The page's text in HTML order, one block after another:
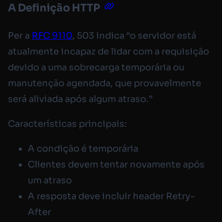
A Definição HTTP
Per a RFC 9110, 503 indica “o servidor está
atualmente incapaz de lidar com a requisição
devido a uma sobrecarga temporária ou
manutenção agendada, que provavelmente
será aliviada após algum atraso.”
Características principais:
A condição é temporária
Clientes devem tentar novamente após
um atraso
A resposta deve incluir header Retry-
After